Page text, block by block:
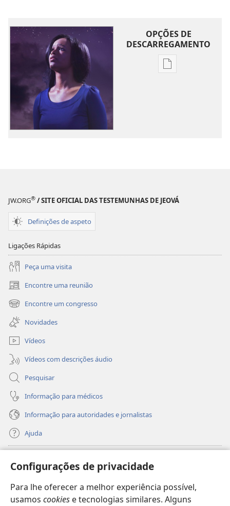
Configurações de privacidade
Para lhe oferecer a melhor experiência possível,
usamos cookies e tecnologias similares. Alguns
OPÇÕES DE
DESCARREGAMENTO
Opções
JW.ORG® / SITE OFICIAL DAS TESTEMUNHAS DE JEOVÁ
Definições de aspeto
Ligações Rápidas
Peça uma visita
Encontre uma reunião
(abre
uma
nova
janela)
Encontre um congresso
(abre
uma
nova
janela)
Novidades
Vídeos
Vídeos com descrições áudio
Pesquisar
Informação para médicos
Informação para autoridades e jornalistas
Ajuda
(abre
uma
nova
janela)
BibliotecaOnline da Torre de Vigia™
(abre
uma